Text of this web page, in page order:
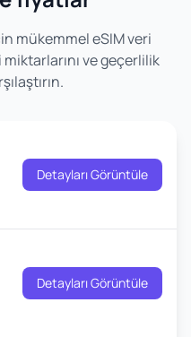
mükemmel eSIM veri
ve geçerlilik
Detayları Görüntüle
Detayları Görüntüle